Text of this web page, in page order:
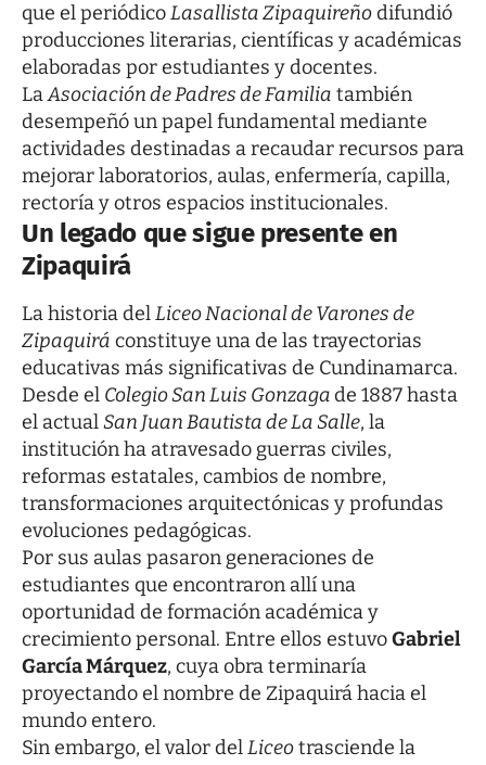
que el periódicoLasallista Zipaquireñodifundió
producciones literarias, científicas y académicas
elaboradas por estudiantes y docentes.
LaAsociación de Padres de Familia también
desempeñó un papel fundamental mediante
actividades destinadas a recaudar recursos para
mejorar laboratorios, aulas, enfermería, capilla,
rectoría y otros espacios institucionales.
Un legado que sigue presente en
Zipaquirá
La historia delLiceo Nacional de Varones de
Zipaquirá constituye una de las trayectorias
educativas más significativas de Cundinamarca.
Desde el Colegio San Luis Gonzagade 1887 hasta
el actualSan Juan Bautista de La Salle, la
institución ha atravesado guerras civiles,
reformas estatales, cambios de nombre,
transformaciones arquitectónicas y profundas
evoluciones pedagógicas.
Por sus aulas pasaron generaciones de
estudiantes que encontraron allí una
oportunidad de formación académica y
crecimiento personal. Entre ellos estuvoGabriel
García Márquez, cuya obra terminaría
proyectando el nombre de Zipaquirá hacia el
mundo entero.
Sin embargo, el valor delLiceotrasciende la